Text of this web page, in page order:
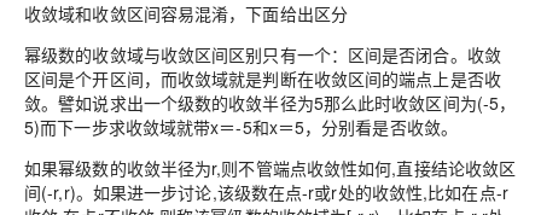
收敛域和收敛区间容易混淆，下面给出区分
幂级数的收敛域与收敛区间区别只有一个：区间是否闭合。收敛
区间是个开区间，而收敛域就是判断在收敛区间的端点上是否收
敛。譬如说求出一个级数的收敛半径为5那么此时收敛区间为(-5，
5)而下一步求收敛域就带x＝-5和x＝5，分别看是否收敛。
如果幂级数的收敛半径为r,则不管端点收敛性如何,直接结论收敛区
间(-r,r)。如果进一步讨论,该级数在点-r或r处的收敛性,比如在点-r